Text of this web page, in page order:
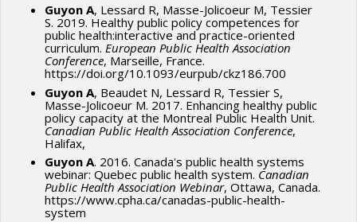
Guyon A, Lessard R, Masse-Jolicoeur M, Tessier
S. 2019. Healthy public policy competences for
public health:interactive and practice-oriented
curriculum. European Public Health Association
Conference, Marseille, France.
https://doi.org/10.1093/eurpub/ckz186.700
Guyon A, Beaudet N, Lessard R, Tessier S,
Masse-Jolicoeur M. 2017. Enhancing healthy public
policy capacity at the Montreal Public Health Unit.
Canadian Public Health Association Conference,
Halifax,
Guyon A. 2016. Canada's public health systems
webinar: Quebec public health system. Canadian
Public Health Association Webinar, Ottawa, Canada.
https://www.cpha.ca/canadas-public-health-
system